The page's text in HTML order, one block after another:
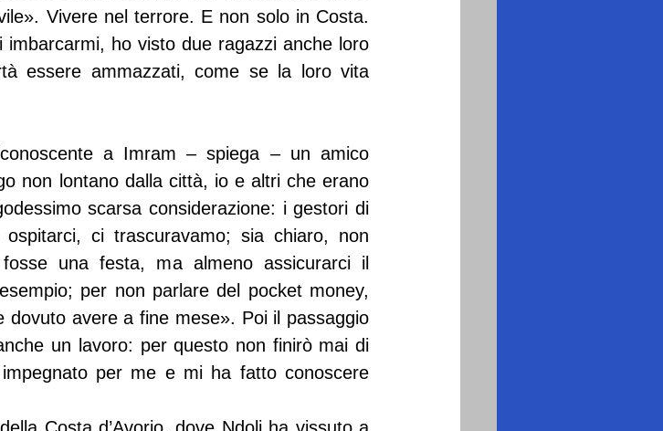
Vivere nel terrore. E non solo in Costa.
ho visto due ragazzi anche loro
essere ammazzati, come se la loro vita
a Imram – spiega – un amico
non lontano dalla città, io e altri che erano
scarsa considerazione: i gestori di
ci trascuravamo; sia chiaro, non
una festa, ma almeno assicurarci il
per non parlare del pocket money,
avere a fine mese». Poi il passaggio
un lavoro: per questo non finirò mai di
per me e mi ha fatto conoscere